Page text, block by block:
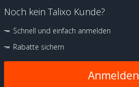
Noch kein Talixo Kunde?
Schnell und einfach anmelden
Rabatte sichern
Anmelden